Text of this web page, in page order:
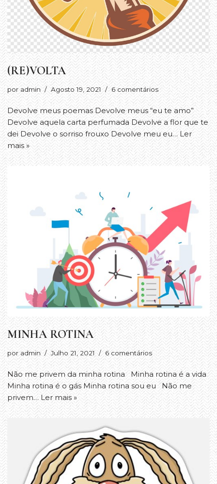
(RE)VOLTA
poradmin Agosto 19, 2021 6 comentários
Devolve meus poemas Devolve meus “eu te amo”
Devolve aquela carta perfumada Devolve a flor que te
dei Devolve o sorriso frouxo Devolve meu eu… Ler
mais »
MINHA ROTINA
poradmin Julho 21, 2021 6 comentários
Não me privem da minha rotina Minha rotina é a vida
Minha rotina é o gás Minha rotina sou eu Não me
privem… Ler mais »